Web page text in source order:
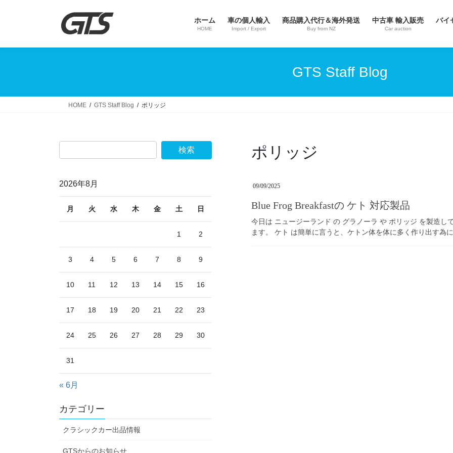
ホーム
HOME
車の個人輸入
Import / Export
商品購入代行＆海外発送
Buy from NZ
中古車 輸入販売
Car auction
バイ
GTS Staff Blog
HOME GTS Staff Blog ポリッジ
ポリッジ
09/09/2025
Blue Frog Breakfastの ケト 対応製品
今日は ニュージーランド の グラノーラ や ポリッジ を製造し
ます。 ケト は簡単に言うと、ケトン体を体に多く作り出す為
2026年8月
月 火 水 木 金 土 日
1 2
3 4 5 6 7 8 9
10 11 12 13 14 15 16
17 18 19 20 21 22 23
24 25 26 27 28 29 30
31
« 6月
カテゴリー
クラシックカー出品情報
GTSからのお知らせ